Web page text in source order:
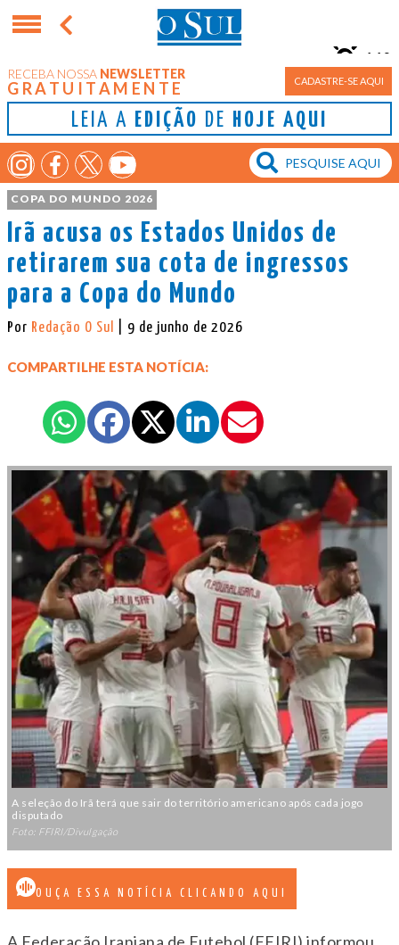
RECEBA NOSSA NEWSLETTER
GRATUITAMENTE CADASTRE-SE AQUI
LEIA A EDIÇÃO DE HOJE AQUI
Porto Alegre
11°
COPA DO MUNDO 2026
Irã acusa os Estados Unidos de
retirarem sua cota de ingressos
para a Copa do Mundo
Por Redação O Sul | 9 de junho de 2026
COMPARTILHE ESTA NOTÍCIA:
A seleção do Irã terá que sair do território americano após cada jogo
disputado
Foto: FFIRI/Divulgação
OUÇA ESSA NOTÍCIA CLICANDO AQUI